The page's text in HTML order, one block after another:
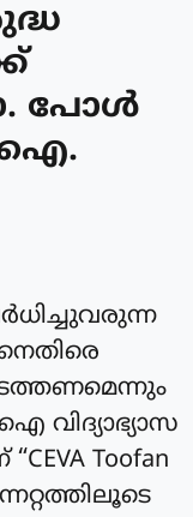
പോൾ
വിദ്യാഭ്യാസ
Toofan